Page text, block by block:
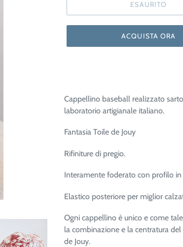
ESAURITO
ACQUISTA ORA
Cappellino baseball realizzato
laboratorio artigianale italiano.
Fantasia Toile de Jouy
Rifiniture di pregio.
Interamente foderato con profilo in
Elastico posteriore per miglior
Ogni cappellino è unico e come
la combinazione e la centratura
de Jouy.